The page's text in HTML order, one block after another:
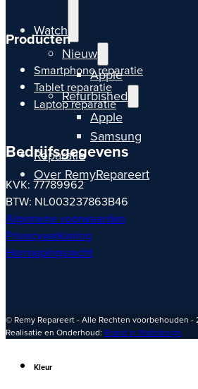
Watch
Nieuw
Apple
Refurbished
Apple
Samsung
Reparatie
Over RemyRepareert
Producten
Smartphone reparatie
Tablet reparatie
Laptop reparatie
Bedrijfsgegevens
KVK: 77789962
BTW: NL003237863B46
Algemene voorwaarden
Privacyverklaring
Herroepingsrecht
© Remy Repareert - Alle Rechten voorbehouden -
Realisatie en Onderhoud: Brand in Webdesign
Kleur